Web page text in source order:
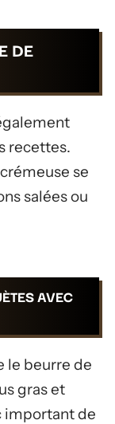
DE
recettes.
se
salées ou
AVEC
le beurre de
gras et
important de